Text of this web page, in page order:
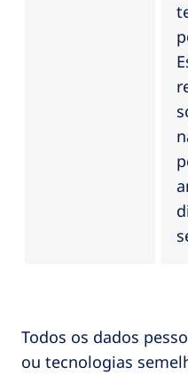
Todos os dados
ou tecnologias